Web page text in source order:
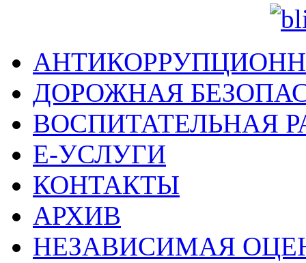
ДОРОЖНАЯ
ВОСПИТАТЕЛЬНАЯ
Е-УСЛУГИ
КОНТАКТЫ
АРХИВ
НЕЗАВИСИМАЯ